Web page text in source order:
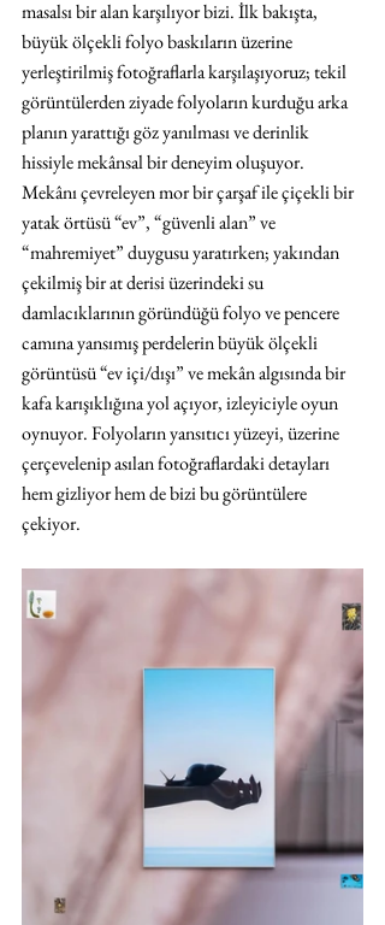
masalsı bir alan karşılıyor bizi. İlk bakışta,
büyük ölçekli folyo baskıların üzerine
yerleştirilmiş fotoğraflarla karşılaşıyoruz; tekil
görüntülerden ziyade folyoların kurduğu arka
planın yarattığı göz yanılması ve derinlik
hissiyle mekânsal bir deneyim oluşuyor.
Mekânı çevreleyen mor bir çarşaf ile çiçekli bir
yatak örtüsü “ev”, “güvenli alan” ve
“mahremiyet” duygusu yaratırken; yakından
çekilmiş bir at derisi üzerindeki su
damlacıklarının göründüğü folyo ve pencere
camına yansımış perdelerin büyük ölçekli
görüntüsü “ev içi/dışı” ve mekân algısında bir
kafa karışıklığına yol açıyor, izleyiciyle oyun
oynuyor. Folyoların yansıtıcı yüzeyi, üzerine
çerçevelenip asılan fotoğraflardaki detayları
hem gizliyor hem de bizi bu görüntülere
çekiyor.